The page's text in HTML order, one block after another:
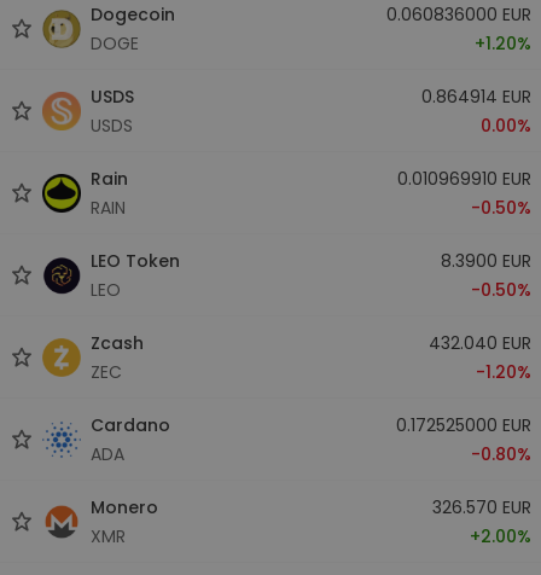
Dogecoin
DOGE
0.060836000 EUR
+1.20%
USDS
USDS
0.864914 EUR
0.00%
Rain
RAIN
0.010969910 EUR
-0.50%
LEO Token
LEO
8.3900 EUR
-0.50%
Zcash
ZEC
432.040 EUR
-1.20%
Cardano
ADA
0.172525000 EUR
-0.80%
Monero
XMR
326.570 EUR
+2.00%